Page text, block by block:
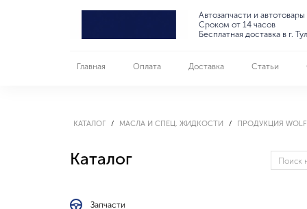
Автозапчасти и
Сроком от 14 часов
Бесплатная доставка в г.
Главная Оплата Доставка Статьи
КАТАЛОГ МАСЛА И СПЕЦ. ЖИДКОСТИ ПРОДУКЦИЯ WOLF
Каталог
Запчасти